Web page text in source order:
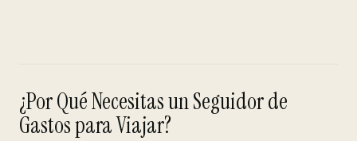
¿Por Qué Necesitas un Seguidor de
Gastos para Viajar?